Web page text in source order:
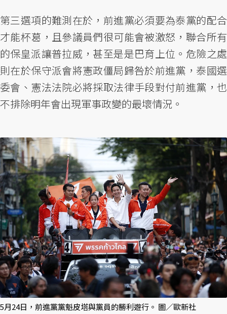
第三選項的難測在於，前進黨必須要為泰黨的配合
才能杯葛，且參議員們很可能會被激怒，聯合所有
的保皇派讓普拉威，甚至是是巴育上位。危險之處
則在於保守派會將憲政僵局歸咎於前進黨，泰國選
委會、憲法法院必將採取法律手段對付前進黨，也
不排除明年會出現軍事政變的最壞情況。
5月24日，前進黨黨魁皮塔與黨員的勝利遊行。 圖／歐新社